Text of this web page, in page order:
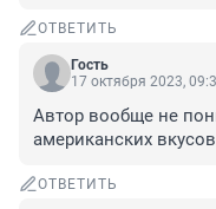
ОТВЕТИТЬ
Гость
17 октября 2023,
Автор вообще не
американских вкусов
ОТВЕТИТЬ